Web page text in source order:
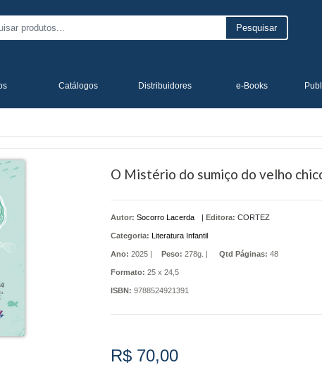
Pesquisar
Catálogos Distribuidores e-Books
O Mistério do sumiço do velho
Autor: Socorro Lacerda | Editora: CORTEZ
Categoria: Literatura Infantil
Ano: 2025 | Peso: 278g. | Qtd Páginas: 48
Formato: 25 x 24,5
ISBN: 9788524921391
R$ 70,00